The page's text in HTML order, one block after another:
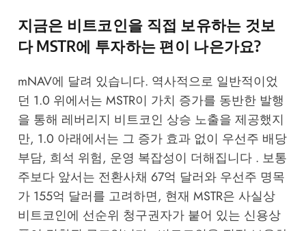
지금은 비트코인을 직접 보유하는 것보
다 MSTR에 투자하는 편이 나은가요?
mNAV에 달려 있습니다. 역사적으로 일반적이었
던 1.0 위에서는 MSTR이 가치 증가를 동반한 발행
을 통해 레버리지 비트코인 상승 노출을 제공했지
만, 1.0 아래에서는 그 증가 효과 없이 우선주 배당
부담, 희석 위험, 운영 복잡성이 더해집니다 . 보통
주보다 앞서는 전환사채 67억 달러와 우선주 명목
가 155억 달러를 고려하면, 현재 MSTR은 사실상
비트코인에 선순위 청구권자가 붙어 있는 신용상